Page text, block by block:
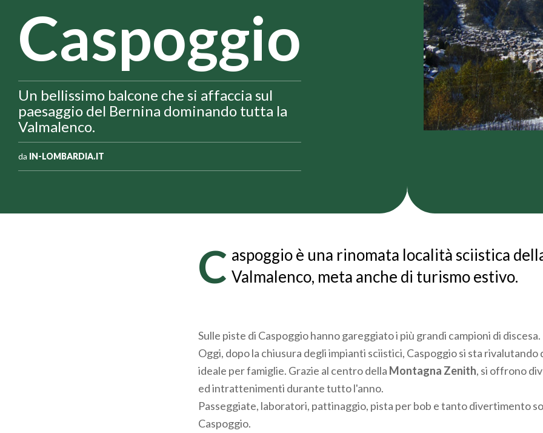
Caspoggio
Un bellissimo balcone che si affaccia sul
paesaggio del Bernina dominando tutta la
Valmalenco.
da IN-LOMBARDIA.IT
C aspoggio è una rinomata località sciistica
Valmalenco, meta anche di turismo estivo.
Sulle piste di Caspoggio hanno gareggiato i più grandi campioni di discesa.
Oggi, dopo la chiusura degli impianti sciistici, Caspoggio si sta rivalutando
ideale per famiglie. Grazie al centro della Montagna Zenith, si offrono
ed intrattenimenti durante tutto l'anno.
Passeggiate, laboratori, pattinaggio, pista per bob e tanto divertimento
Caspoggio.